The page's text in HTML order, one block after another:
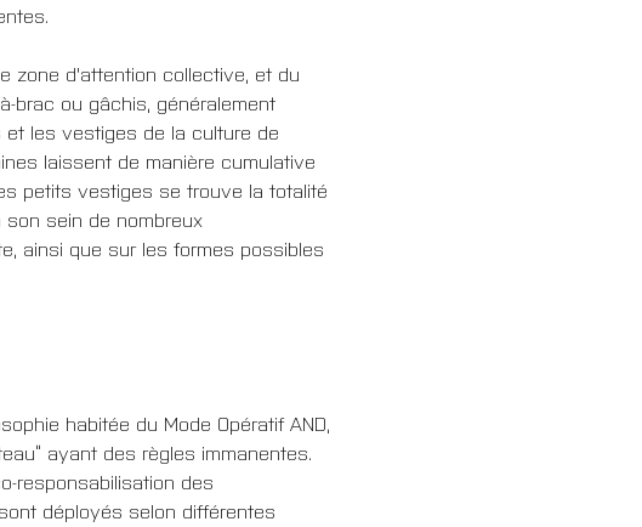
zone d'attention collective, et du
brac ou gâchis, généralement
les vestiges de la culture de
laissent de manière cumulative
petits vestiges se trouve la totalité
sein de nombreux
ainsi que sur les formes possibles
habitée du Mode Opératif AND,
ayant des règles immanentes.
responsabilisation des
sont déployés selon différentes